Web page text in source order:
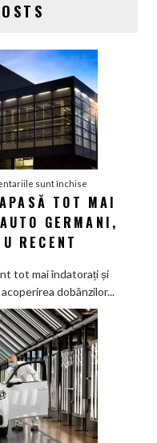
sunt închise
Povara
datoriilor
mai
greu
furnizorii
auto
germani,
arată
un
studiu
recent
TOT MAI
GERMANI,
RECENT
tot mai îndatorați și
dobânzilor...